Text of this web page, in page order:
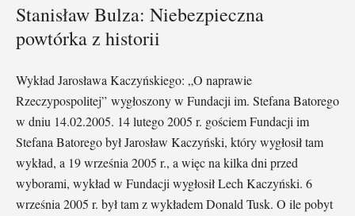
Stanisław Bulza: Niebezpieczna
powtórka z historii
Wykład Jarosława Kaczyńskiego: „O naprawie
Rzeczypospolitej” wygłoszony w Fundacji im. Stefana Batorego
w dniu 14.02.2005. 14 lutego 2005 r. gościem Fundacji im
Stefana Batorego był Jarosław Kaczyński, który wygłosił tam
wykład, a 19 września 2005 r., a więc na kilka dni przed
wyborami, wykład w Fundacji wygłosił Lech Kaczyński. 6
września 2005 r. był tam z wykładem Donald Tusk. O ile pobyt